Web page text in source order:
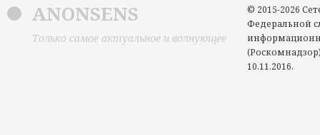
ANONSENS
Только самое актуальное и волнующее
© 2015-2026
Федеральной
10.11.2016.